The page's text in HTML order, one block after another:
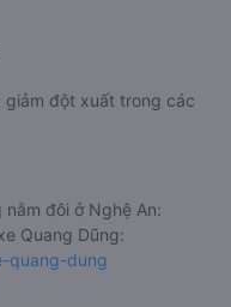
giảm đột xuất trong các
đôi ở Nghệ An:
Quang Dũng:
quang-dung